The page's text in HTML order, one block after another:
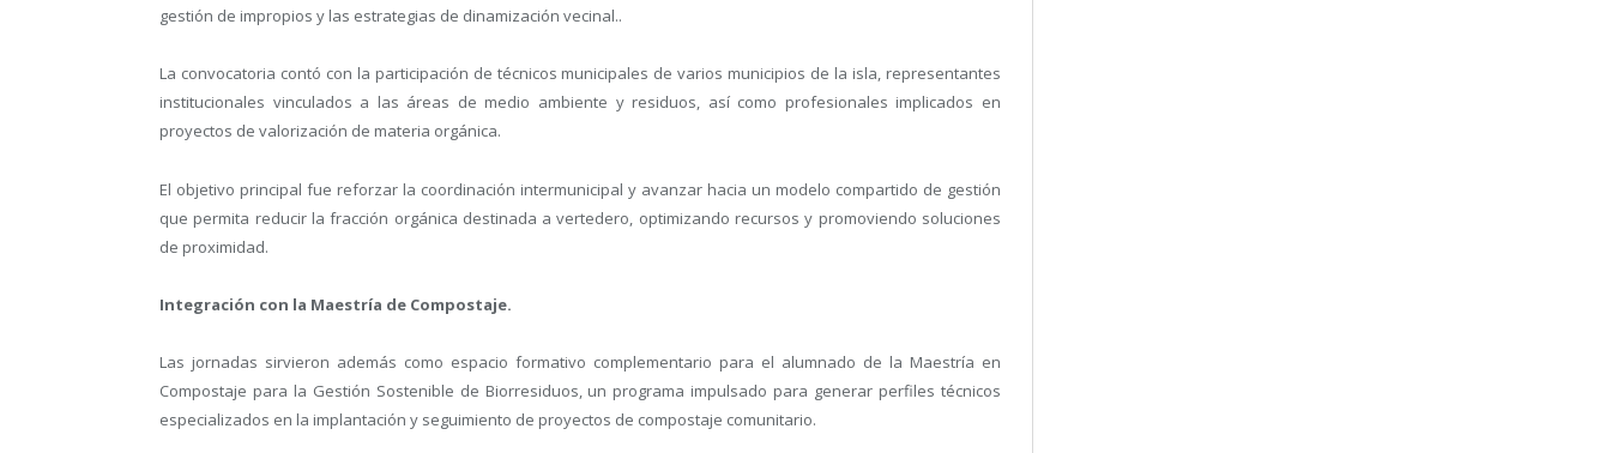
gestión de impropios y las estrategias de dinamización vecinal..
La convocatoria contó con la participación de técnicos municipales de varios municipios de la isla, representantes
institucionales vinculados a las áreas de medio ambiente y residuos, así como profesionales implicados en
proyectos de valorización de materia orgánica.
El objetivo principal fue reforzar la coordinación intermunicipal y avanzar hacia un modelo compartido de gestión
que permita reducir la fracción orgánica destinada a vertedero, optimizando recursos y promoviendo soluciones
de proximidad.
Integración con la Maestría de Compostaje.
Las jornadas sirvieron además como espacio formativo complementario para el alumnado de la Maestría en
Compostaje para la Gestión Sostenible de Biorresiduos, un programa impulsado para generar perfiles técnicos
especializados en la implantación y seguimiento de proyectos de compostaje comunitario.